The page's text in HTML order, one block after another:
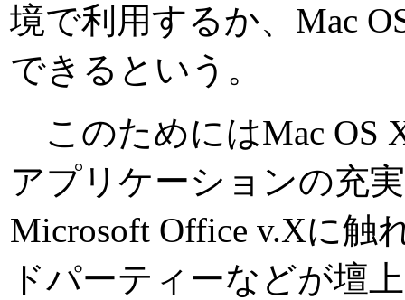
境で利用するか、Mac
できるという。
このためにはMac OS
アプリケーションの充
Microsoft Office v.Xに触
ドパーティーなどが壇